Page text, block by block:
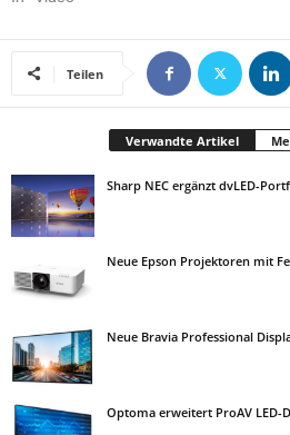
Teilen
Verwandte Artikel
Sharp NEC ergänzt dvLED-
Neue Epson Projektoren mit
Neue Bravia Professional
Optoma erweitert ProAV LED-